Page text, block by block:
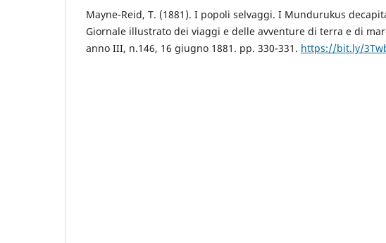
Mayne-Reid, T. (1881). I popoli selvaggi. I Mundurukus
Giornale illustrato dei viaggi e delle avventure di terra e di
anno III, n.146, 16 giugno 1881. pp. 330-331. https://bit.ly/